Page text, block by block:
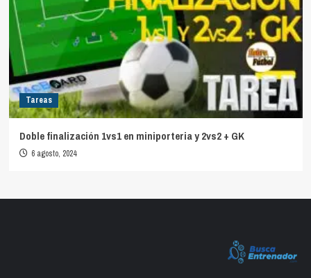
Tareas
Doble finalización 1vs1 en miniporteria y 2vs2 + GK
6 agosto, 2024